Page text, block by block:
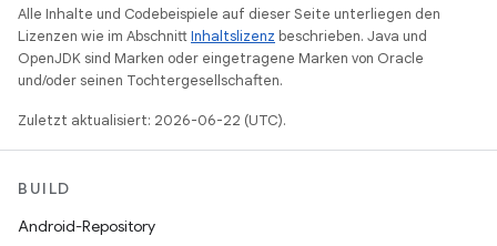
Alle Inhalte und Codebeispiele auf dieser Seite unterliegen den
Lizenzen wie im AbschnittInhaltslizenz beschrieben. Java und
OpenJDK sind Marken oder eingetragene Marken von Oracle
und/oder seinen Tochtergesellschaften.
Zuletzt aktualisiert: 2026-06-22 (UTC).
BUILD
Android-Repository